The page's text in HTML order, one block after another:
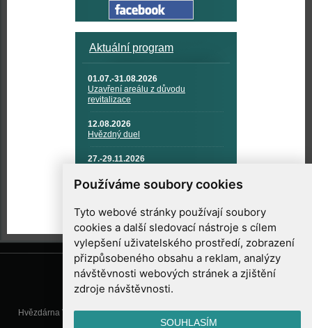
Používáme soubory cookies
Tyto webové stránky používají soubory
cookies a další sledovací nástroje s cílem
vylepšení uživatelského prostředí, zobrazení
přizpůsobeného obsahu a reklam, analýzy
návštěvnosti webových stránek a zjištění
zdroje návštěvnosti.
SOUHLASÍM
Aktuální program
01.07.-31.08.2026
Uzavření areálu z důvodu
revitalizace
12.08.2026
Hvězdný duel
27.-29.11.2026
TECHNIKA A KOSMICKÉ
TECHNOLOGIE
Hvězdárna Valašské Meziříčí, příspěvková organizace, Vsetínská 78, 757